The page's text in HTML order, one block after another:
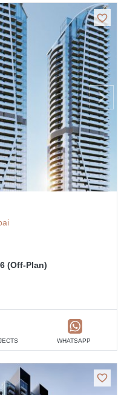
(Off-Plan)
WHATSAPP